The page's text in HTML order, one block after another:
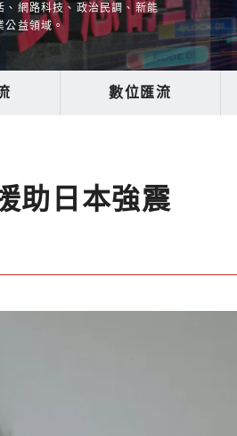
、網路科技、政治民調、新能
公益領域。
數位匯流
助日本強震